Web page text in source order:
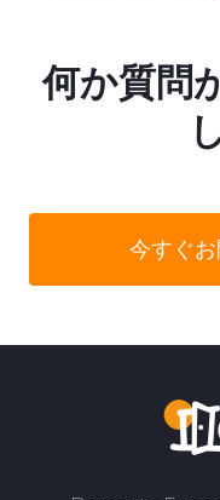
何か質問
今すぐ